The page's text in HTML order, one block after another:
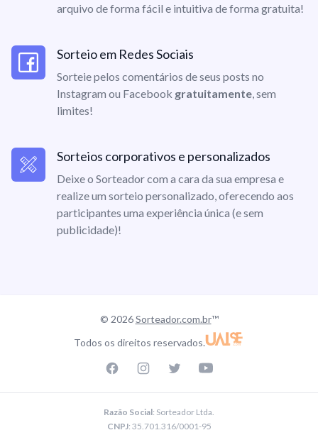
arquivo de forma fácil e intuitiva de forma gratuita!
Sorteio em Redes Sociais
Sorteie pelos comentários de seus posts no
Instagram ou Facebook gratuitamente, sem
limites!
Sorteios corporativos e personalizados
Deixe o Sorteador com a cara da sua empresa e
realize um sorteio personalizado, oferecendo aos
participantes uma experiência única (e sem
publicidade)!
© 2026Sorteador.com.br™
Todos os direitos reservados.
Razão Social: Sorteador Ltda.
CNPJ: 35.701.316/0001-95